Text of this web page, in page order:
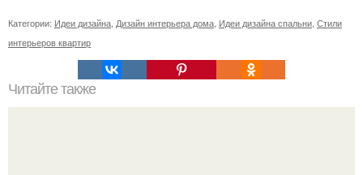
Категории: Идеи дизайна Дизайн интерьера дома Идеи дизайна спальни Стили
интерьеров квартир
Читайте также